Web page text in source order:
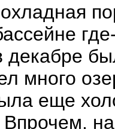
декабре
много
еще